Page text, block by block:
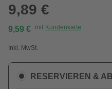
9,89 €
9,59 € mit Kundenkarte
Inkl. MwSt.
RESERVIEREN &